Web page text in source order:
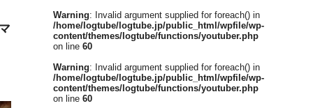
Warning: Invalid argument supplied for foreach() in
/home/logtube/logtube.jp/public_html/wpfile/wp-
content/themes/logtube/functions/youtuber.php
on line 60
Warning: Invalid argument supplied for foreach() in
/home/logtube/logtube.jp/public_html/wpfile/wp-
content/themes/logtube/functions/youtuber.php
on line 60